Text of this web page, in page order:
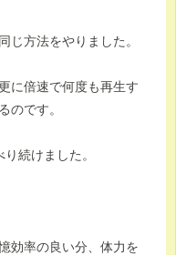
じ方法をやりました。
に倍速で何度も再生す
のです。
続けました。
効率の良い分、体力を